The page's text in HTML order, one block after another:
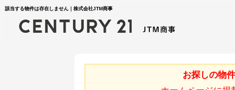
該当する物件は存在しません｜株式会社JTM商事
お探しの物